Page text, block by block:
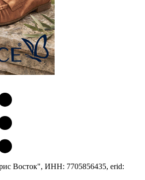
Восток", ИНН: 7705856435, erid: